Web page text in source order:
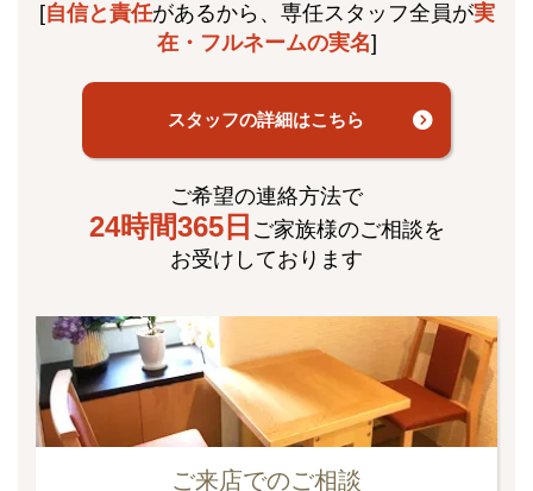
[自信と責任があるから、専任スタッフ全員が実
在・フルネームの実名]
スタッフの詳細はこちら
ご希望の連絡方法で
24時間365日 ご家族様のご相談を
お受けしております
ご来店でのご相談